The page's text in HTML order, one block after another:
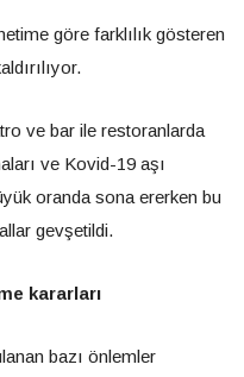
göre farklılık gösteren
ve bar ile restoranlarda
ve Kovid-19 aşı
oranda sona ererken bu
gevşetildi.
kararları
bazı önlemler